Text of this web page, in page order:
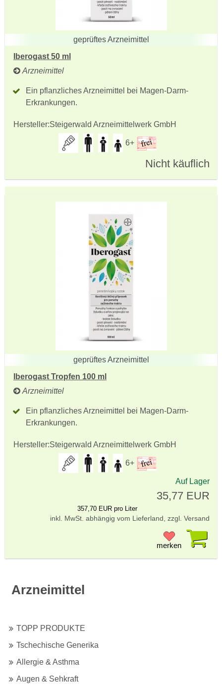
geprüftes Arzneimittel
Iberogast 50 ml
Arzneimittel
Ein pflanzliches Arzneimittel bei Magen-Darm-
Erkrankungen.
Hersteller:Steigerwald Arzneimittelwerk GmbH
6+
Nicht käuflich
geprüftes Arzneimittel
Iberogast Tropfen 100 ml
Arzneimittel
Ein pflanzliches Arzneimittel bei Magen-Darm-
Erkrankungen.
Hersteller:Steigerwald Arzneimittelwerk GmbH
6+
Auf Lager
35,77 EUR
357,70 EUR pro Liter
inkl. MwSt. abhängig vom Lieferland, zzgl. Versand
merken
Arzneimittel
TOPP PRODUKTE
Tschechische Generika
Allergie & Asthma
Augen & Sehkraft